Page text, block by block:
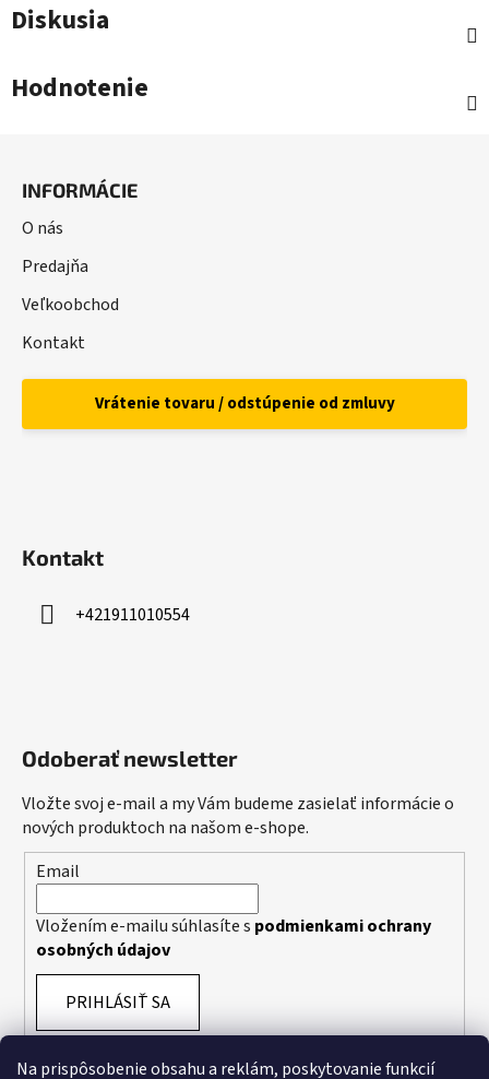
Na prispôsobenie obsahu a reklám, poskytovanie funkcií
Diskusia
Hodnotenie
INFORMÁCIE
O nás
Predajňa
Veľkoobchod
Kontakt
Vrátenie tovaru / odstúpenie od zmluvy
Kontakt
+421911010554
Odoberať newsletter
Vložte svoj e-mail a my Vám budeme zasielať informácie o
nových produktoch na našom e-shope.
Email
Vložením e-mailu súhlasíte s podmienkami ochrany
osobných údajov
PRIHLÁSIŤ SA